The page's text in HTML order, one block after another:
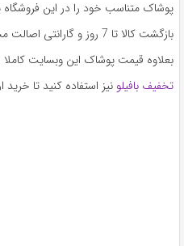
پوشاک متناسب خود را در این فروشگاه
بازگشت کالا تا 7 روز و
بعلاوه قیمت پوشاک این وبسایت کاملا
تخفیف بافیلو نیز استفاده کنید تا